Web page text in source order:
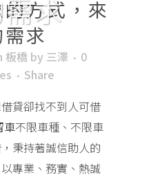
求
方式，來
求
板橋 by 三澤
0
Share
貸卻找不到人可借
車不限車種、不限車
秉持著誠信助人的
專業、務實、熱誠